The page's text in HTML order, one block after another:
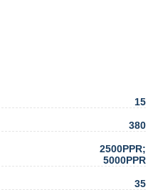
15
380
2500PPR;
5000PPR
35